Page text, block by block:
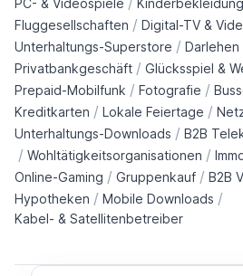
Fluggesellschaften / Digital-TV &
Unterhaltungs-Superstore / Darlehen
Privatbankgeschäft / Glücksspiel &
Prepaid-Mobilfunk / Fotografie /
Kreditkarten / Lokale Feiertage /
Unterhaltungs-Downloads / B2B
/ Wohltätigkeitsorganisationen /
Online-Gaming / Gruppenkauf / B2B
Hypotheken / Mobile Downloads /
Kabel- & Satellitenbetreiber